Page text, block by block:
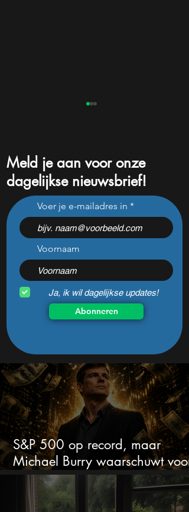
Wat ze je niet vertellen
over erfbelasting
Meld je aan voor onze
dagelijkse nieuwsbrief!
Voer je e-mailadres in
Voornaam
Ja, ik wil dagelijkse updates!
Abonneren
S&P 500 op record, maar
Michael Burry waarschuwt voor
crash zoals in 1987